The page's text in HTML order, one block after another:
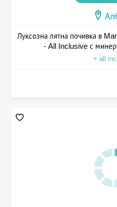
Луксозна лятна почивка в
- All Inclusive с
+ all